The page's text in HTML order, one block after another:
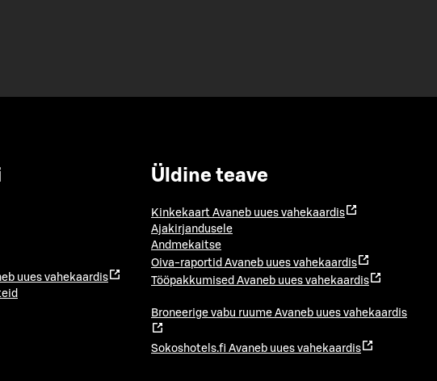
uues vahekaardis
Üldine teave
Kinkekaart Avaneb uues vahekaardis
Ajakirjandusele
Andmekaitse
Oiva-raportid Avaneb uues vahekaardis
Tööpakkumised Avaneb uues vahekaardis
Broneerige vabu ruume Avaneb uues vahekaardis
Sokoshotels.fi Avaneb uues vahekaardis